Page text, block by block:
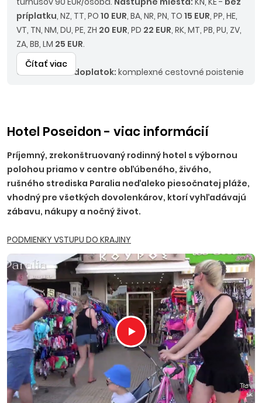
príplatku, NZ, TT, PO 10 EUR, BA, NR, PN, TO 15 EUR, PP, HE,
VT, TN, NM, DU, PE, ZH 20 EUR, PD 22 EUR, RK, MT, PB, PU, ZV,
ZA, BB, LM 25 EUR.
Odporúčaný doplatok: komplexné cestovné poistenie
polpenzia 320 EUR/osoba, 12x polpenzia 425 EUR/ osoba,
7x večera 170 EUR/osoba, 7x polpenzia 255 EUR/osoba.
Čítať viac
Hotel Poseidon - viac informácií
Príjemný, zrekonštruovaný rodinný hotel s výbornou
polohou priamo v centre obľúbeného, živého,
rušného strediska Paralia neďaleko piesočnatej pláže,
vhodný pre všetkých dovolenkárov, ktorí vyhľadávajú
zábavu, nákupy a nočný život.
PODMIENKY VSTUPU DO KRAJINY